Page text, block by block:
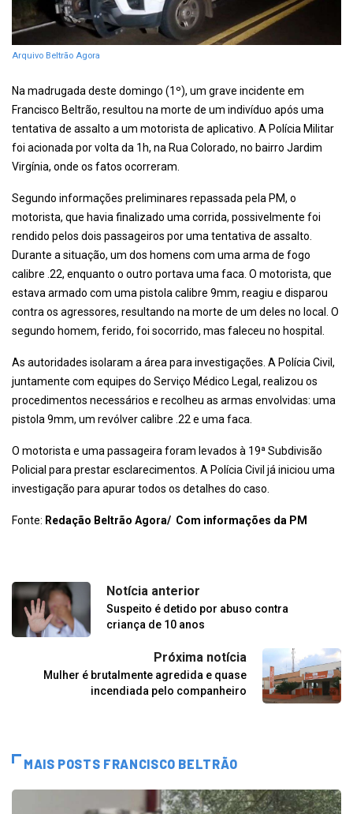
Arquivo Beltrão Agora
Na madrugada deste domingo (1º), um grave incidente em
Francisco Beltrão, resultou na morte de um indivíduo após uma
tentativa de assalto a um motorista de aplicativo. A Polícia Militar
foi acionada por volta da 1h, na Rua Colorado, no bairro Jardim
Virgínia, onde os fatos ocorreram.
Segundo informações preliminares repassada pela PM, o
motorista, que havia finalizado uma corrida, possivelmente foi
rendido pelos dois passageiros por uma tentativa de assalto.
Durante a situação, um dos homens com uma arma de fogo
calibre .22, enquanto o outro portava uma faca. O motorista, que
estava armado com uma pistola calibre 9mm, reagiu e disparou
contra os agressores, resultando na morte de um deles no local. O
segundo homem, ferido, foi socorrido, mas faleceu no hospital.
As autoridades isolaram a área para investigações. A Polícia Civil,
juntamente com equipes do Serviço Médico Legal, realizou os
procedimentos necessários e recolheu as armas envolvidas: uma
pistola 9mm, um revólver calibre .22 e uma faca.
O motorista e uma passageira foram levados à 19ª Subdivisão
Policial para prestar esclarecimentos. A Polícia Civil já iniciou uma
investigação para apurar todos os detalhes do caso.
Fonte: Redação Beltrão Agora/ Com informações da PM
Notícia anterior
Suspeito é detido por abuso contra
criança de 10 anos
Próxima notícia
Mulher é brutalmente agredida e quase
incendiada pelo companheiro
MAIS POSTS FRANCISCO BELTRÃO